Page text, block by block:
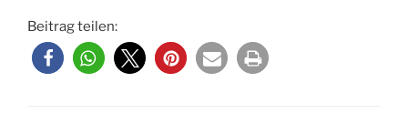
Beitrag teilen: